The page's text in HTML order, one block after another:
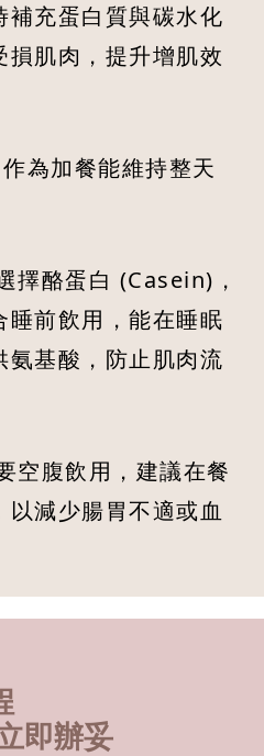
補充蛋白質與碳水化
肌肉，提升增肌效
為加餐能維持整天
擇酪蛋白 (Casein)，
睡前飲用，能在睡眠
基酸，防止肌肉流
空腹飲用，建議在餐
減少腸胃不適或血
即辦妥